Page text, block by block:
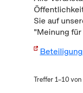
Sie auf
"Meinung für
Treffer 1–10 von